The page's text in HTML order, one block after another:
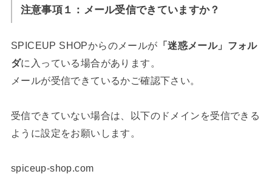
注意事項１：メール受信できていますか？
SPICEUP SHOPからのメールが 「迷惑メール」フォル
ダに入っている場合があります。
メールが受信できているかご確認下さい。
受信できていない場合は、以下のドメインを受信できる
ように設定をお願いします。
spiceup-shop.com